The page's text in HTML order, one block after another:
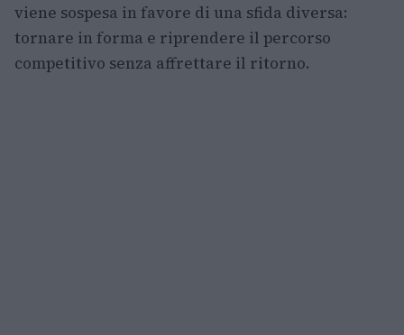
viene sospesa in favore di una sfida diversa:
tornare in forma e riprendere il percorso
competitivo senza affrettare il ritorno.